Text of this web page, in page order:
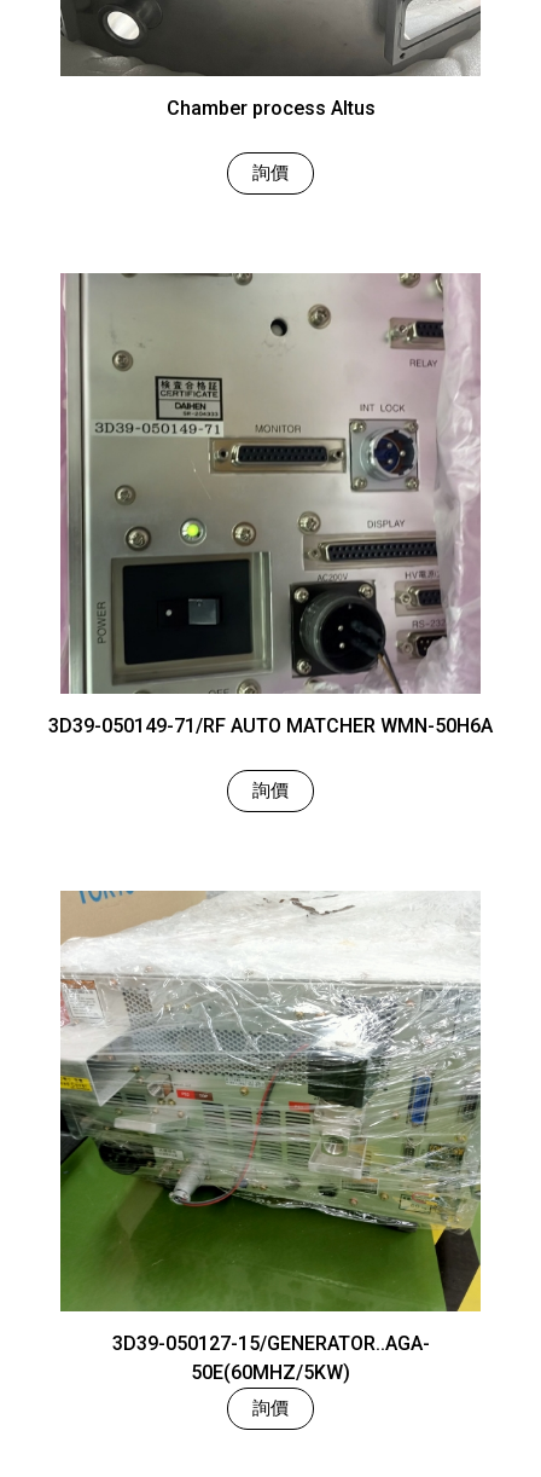
Chamber process Altus
詢價
3D39-050149-71/RF AUTO MATCHER WMN-50H6A
詢價
3D39-050127-15/GENERATOR..AGA-
50E(60MHZ/5KW)
詢價